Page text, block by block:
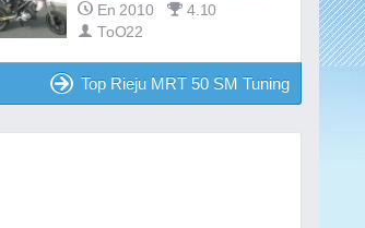
En 2010
4.10
ToO22
Top Rieju MRT 50 SM Tuning